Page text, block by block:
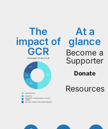
The
impact of
GCR
At a
glance
Become a
Supporter
Donate
Resources